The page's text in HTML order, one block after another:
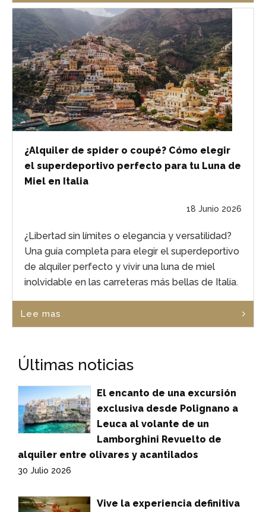
¿Alquiler de spider o coupé? Cómo elegir
el superdeportivo perfecto para tu Luna de
Miel en Italia
18 Junio 2026
¿Libertad sin límites o elegancia y versatilidad?
Una guía completa para elegir el superdeportivo
de alquiler perfecto y vivir una luna de miel
inolvidable en las carreteras más bellas de Italia.
Lee mas
Últimas noticias
El encanto de una excursión
exclusiva desde Polignano a
Leuca al volante de un
Lamborghini Revuelto de
alquiler entre olivares y acantilados
30 Julio 2026
Vive la experiencia definitiva